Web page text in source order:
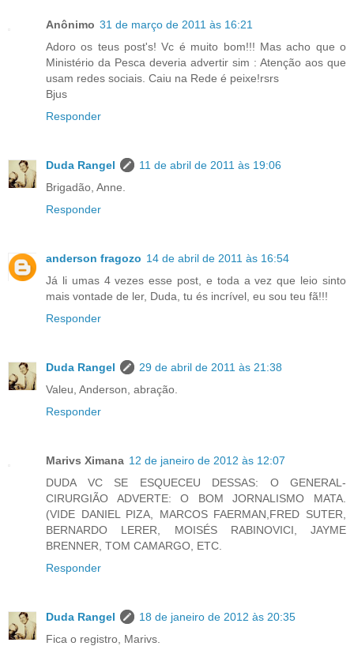
Anônimo 31 de março de 2011 às 16:21
Adoro os teus post's! Vc é muito bom!!! Mas acho que o
Ministério da Pesca deveria advertir sim : Atenção aos que
usam redes sociais. Caiu na Rede é peixe!rsrs
Bjus
Responder
Duda Rangel
11 de abril de 2011 às 19:06
Brigadão, Anne.
Responder
anderson fragozo 14 de abril de 2011 às 16:54
Já li umas 4 vezes esse post, e toda a vez que leio sinto
mais vontade de ler, Duda, tu és incrível, eu sou teu fã!!!
Responder
Duda Rangel
29 de abril de 2011 às 21:38
Valeu, Anderson, abração.
Responder
Marivs Ximana 12 de janeiro de 2012 às 12:07
DUDA VC SE ESQUECEU DESSAS: O GENERAL-
CIRURGIÃO ADVERTE: O BOM JORNALISMO MATA.
(VIDE DANIEL PIZA, MARCOS FAERMAN,FRED SUTER,
BERNARDO LERER, MOISÉS RABINOVICI, JAYME
BRENNER, TOM CAMARGO, ETC.
Responder
Duda Rangel
18 de janeiro de 2012 às 20:35
Fica o registro, Marivs.